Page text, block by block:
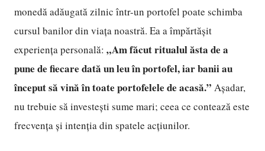
monedă adăugată zilnic într-un portofel poate schimba
cursul banilor din viața noastră. Ea a împărtășit
experiența personală: „Am făcut ritualul ăsta de a
pune de fiecare dată un leu în portofel, iar banii au
început să vină în toate portofelele de acasă.” Așadar,
nu trebuie să investești sume mari; ceea ce contează este
frecvența și intenția din spatele acțiunilor.